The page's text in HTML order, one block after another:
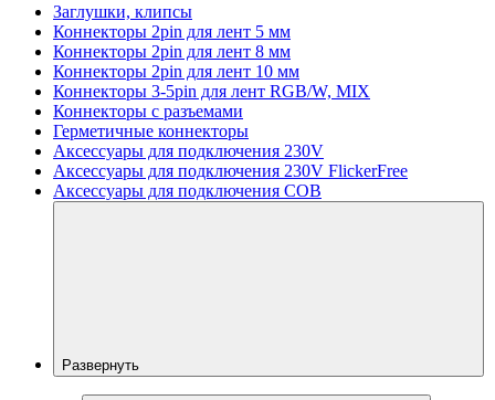
Заглушки, клипсы
Коннекторы 2pin для лент 5 мм
Коннекторы 2pin для лент 8 мм
Коннекторы 2pin для лент 10 мм
Коннекторы 3-5pin для лент RGB/W, MIX
Коннекторы с разъемами
Герметичные коннекторы
Аксессуары для подключения 230V
Аксессуары для подключения 230V FlickerFree
Аксессуары для подключения COB
Развернуть